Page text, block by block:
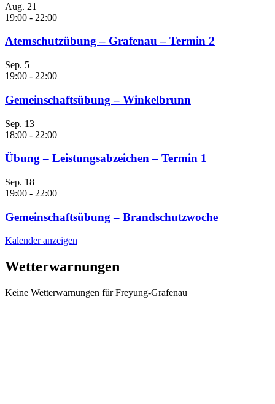
Aug. 21
19:00 - 22:00
Atemschutzübung – Grafenau – Termin 2
Sep. 5
19:00 - 22:00
Gemeinschaftsübung – Winkelbrunn
Sep. 13
18:00 - 22:00
Übung – Leistungsabzeichen – Termin 1
Sep. 18
19:00 - 22:00
Gemeinschaftsübung – Brandschutzwoche
Kalender anzeigen
Wetterwarnungen
Keine Wetterwarnungen für Freyung-Grafenau